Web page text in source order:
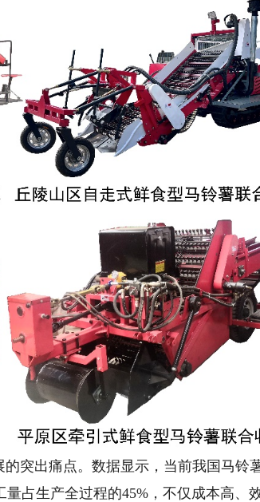
突出痛点。数据显示，当前我国马铃
占生产全过程的45%，不仅成本高、